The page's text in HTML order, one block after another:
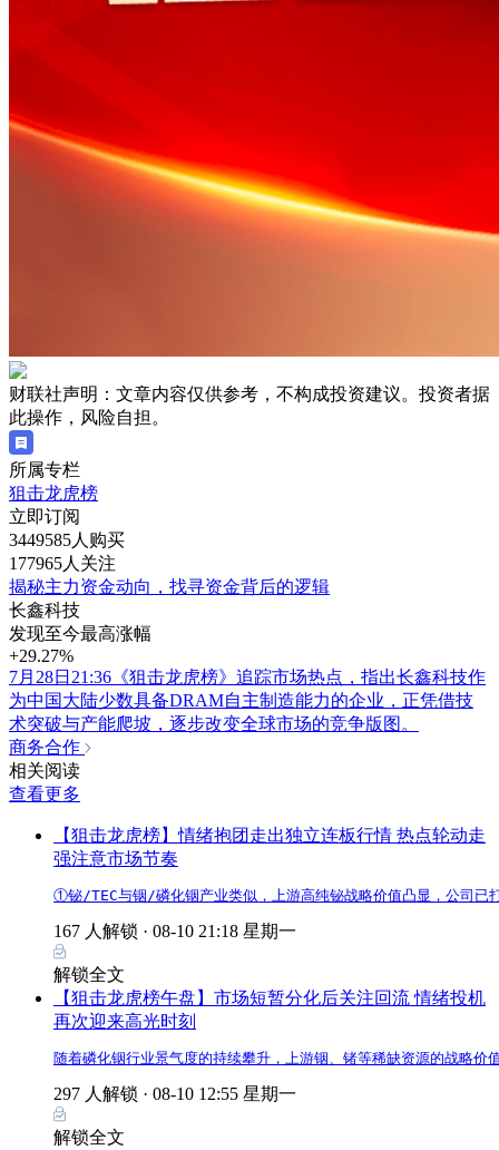
财联社声明：文章内容仅供参考，不构成投资建议。投资者据
此操作，风险自担。
所属专栏
狙击龙虎榜
立即订阅
3449585人购买
177965人关注
揭秘主力资金动向，找寻资金背后的逻辑
长鑫科技
发现至今最高涨幅
+29.27%
7月28日21:36《狙击龙虎榜》追踪市场热点，指出长鑫科技作
为中国大陆少数具备DRAM自主制造能力的企业，正凭借技
术突破与产能爬坡，逐步改变全球市场的竞争版图。
商务合作
相关阅读
查看更多
【狙击龙虎榜】情绪抱团走出独立连板行情 热点轮动走
强注意市场节奏
①铋/TEC与铟/磷化铟产业类似，上游高纯铋战略价值凸显，公司已
167 人解锁 · 08-10 21:18 星期一
解锁全文
【狙击龙虎榜午盘】市场短暂分化后关注回流 情绪投机
再次迎来高光时刻
随着磷化铟行业景气度的持续攀升，上游铟、锗等稀缺资源的战略
297 人解锁 · 08-10 12:55 星期一
解锁全文